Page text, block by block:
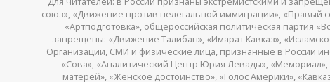
союз», «Движение против нелегальной иммиграции», «Правый
«Артподготовка», общероссийская политическая партия
запрещены: «Движение Талибан», «Имарат Кавказ»,
Организации, СМИ и физические лица, признанные в России
«Сова», «Аналитический Центр Юрия Левады», «Мемориал»,
матерей», «Женское достоинство», «Голос Америки»,